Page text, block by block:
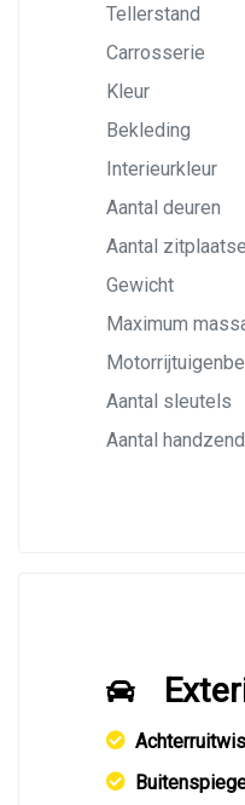
Tellerstand
Carrosserie
Kleur
Bekleding
Interieurkleur
Aantal deuren
Aantal
Gewicht
Maximum
Aantal sleutels
Aantal